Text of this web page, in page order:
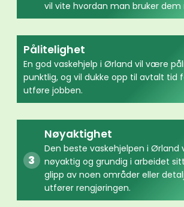
vil vite hvordan man bruker dem
Pålitelighet
En god vaskehjelp i Ørland vil være
punktlig, og vil dukke opp til avtalt tid
utføre jobben.
Nøyaktighet
Den beste vaskehjelpen i
nøyaktig og grundig i arbeidet
glipp av noen områder eller
utfører rengjøringen.